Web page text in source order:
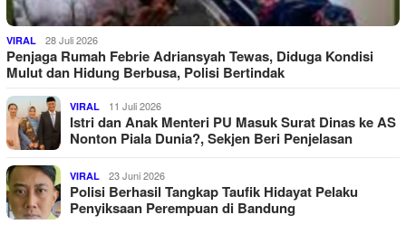
VIRAL 28 Juli 2026
Penjaga Rumah Febrie Adriansyah Tewas, Diduga Kondisi
Mulut dan Hidung Berbusa, Polisi Bertindak
VIRAL 11 Juli 2026
Istri dan Anak Menteri PU Masuk Surat Dinas ke AS
Nonton Piala Dunia?, Sekjen Beri Penjelasan
VIRAL 23 Juni 2026
Polisi Berhasil Tangkap Taufik Hidayat Pelaku
Penyiksaan Perempuan di Bandung